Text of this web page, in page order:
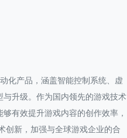
化产品，涵盖智能控制系统、虚
升级。作为国内领先的游戏技术
有效提升游戏内容的创作效率，
创新，加强与全球游戏企业的合